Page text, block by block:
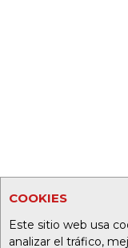
COOKIES
Este sitio web usa
analizar el tráfico,